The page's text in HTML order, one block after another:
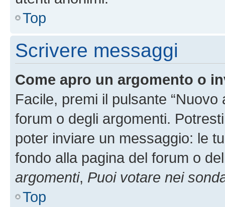
Top
Scrivere messaggi
Come apro un argomento o
Facile, premi il pulsante
forum o degli argomenti.
poter inviare un messaggio: le
fondo alla pagina del forum o
argomenti, Puoi votare nei
Top